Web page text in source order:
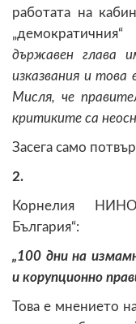
работата на
държавен глава
изказвания и това
Мисля, че
критиките са
Засега само
2.
Корнелия
България“:
„100 дни на
и корупционно
Това е мнението